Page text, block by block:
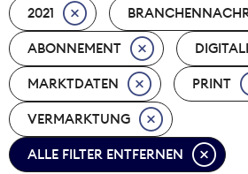
Nachhaltigkeit
Nachwuchs
Nova Award
Pressefreiheit
2021
ABONNEMENT
MARKTDATEN PRINT
VERMARKTUNG
ALLE FILTER ENTFERNEN